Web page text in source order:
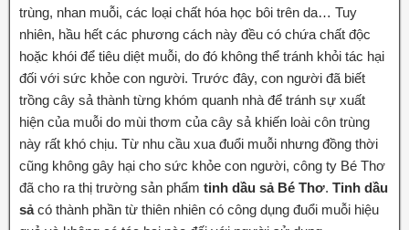
trùng, nhan muỗi, các loại chất hóa học bôi trên da… Tuy
nhiên, hầu hết các phương cách này đều có chứa chất độc
hoặc khói để tiêu diệt muỗi, do đó không thể tránh khỏi tác hại
đối với sức khỏe con người. Trước đây, con người đã biết
trồng cây sả thành từng khóm quanh nhà để tránh sự xuất
hiện của muỗi do mùi thơm của cây sả khiến loài côn trùng
này rất khó chịu. Từ nhu cầu xua đuổi muỗi nhưng đồng thời
cũng không gây hại cho sức khỏe con người, công ty Bé Thơ
đã cho ra thị trường sản phẩm tinh dầu sả Bé Thơ. Tinh dầu
sảcó thành phần từ thiên nhiên có công dụng đuổi muỗi hiệu